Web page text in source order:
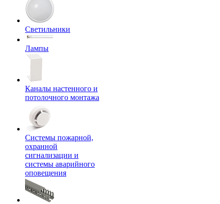
Светильники
Лампы
Каналы настенного и
потолочного монтажа
Системы пожарной,
охранной
сигнализации и
системы аварийного
оповещения